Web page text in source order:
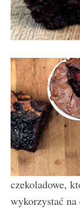
czekoladowe,
wykorzystać